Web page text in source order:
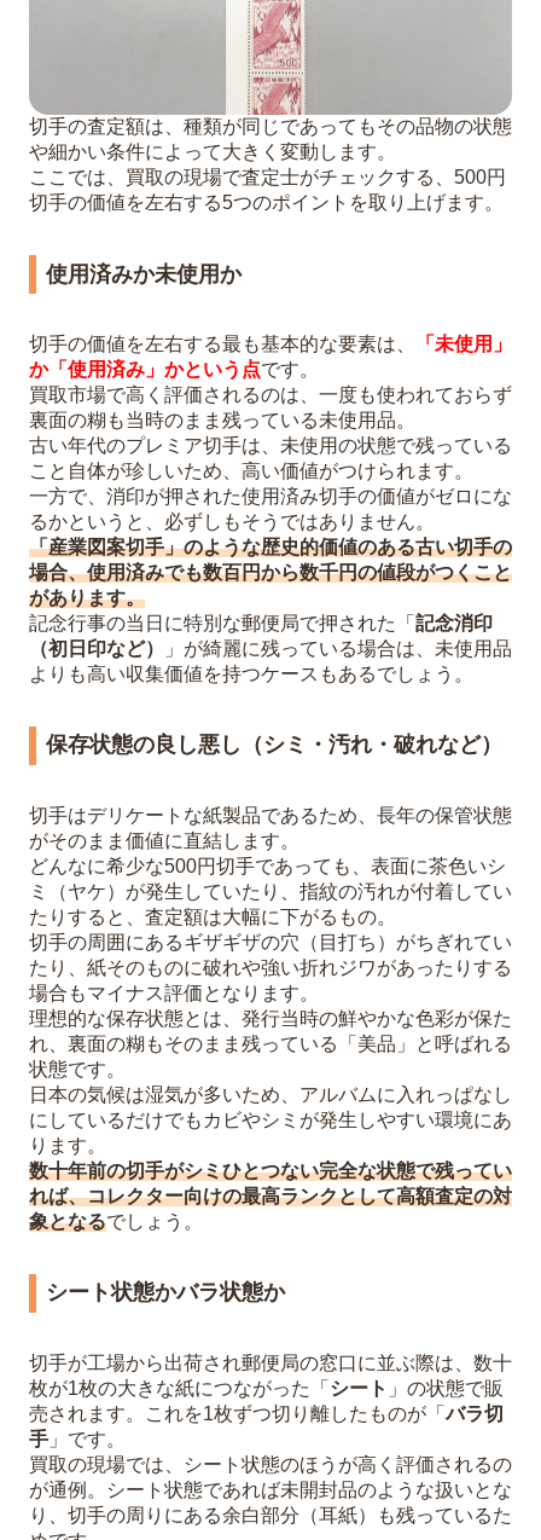
切手の査定額は、種類が同じであってもその品物の状態
や細かい条件によって大きく変動します。
ここでは、買取の現場で査定士がチェックする、500円
切手の価値を左右する5つのポイントを取り上げます。
使用済みか未使用か
切手の価値を左右する最も基本的な要素は、
「未使用」
か「使用済み」かという点です。
買取市場で高く評価されるのは、一度も使われておらず
裏面の糊も当時のまま残っている未使用品。
古い年代のプレミア切手は、未使用の状態で残っている
こと自体が珍しいため、高い価値がつけられます。
一方で、消印が押された使用済み切手の価値がゼロにな
るかというと、必ずしもそうではありません。
「産業図案切手」のような歴史的価値のある古い切手の
場合、使用済みでも数百円から数千円の値段がつくこと
があります。
記念行事の当日に特別な郵便局で押された「 記念消印
（初日印など）
」が綺麗に残っている場合は、未使用品
よりも高い収集価値を持つケースもあるでしょう。
保存状態の良し悪し（シミ・汚れ・破れなど）
切手はデリケートな紙製品であるため、長年の保管状態
がそのまま価値に直結します。
どんなに希少な500円切手であっても、表面に茶色いシ
ミ（ヤケ）が発生していたり、指紋の汚れが付着してい
たりすると、査定額は大幅に下がるもの。
切手の周囲にあるギザギザの穴（目打ち）がちぎれてい
たり、紙そのものに破れや強い折れジワがあったりする
場合もマイナス評価となります。
理想的な保存状態とは、発行当時の鮮やかな色彩が保た
れ、裏面の糊もそのまま残っている「美品」と呼ばれる
状態です。
日本の気候は湿気が多いため、アルバムに入れっぱなし
にしているだけでもカビやシミが発生しやすい環境にあ
ります。
数十年前の切手がシミひとつない完全な状態で残ってい
れば、コレクター向けの最高ランクとして高額査定の対
象となるでしょう。
シート状態かバラ状態か
切手が工場から出荷され郵便局の窓口に並ぶ際は、数十
枚が1枚の大きな紙につながった「 シート 」の状態で販
売されます。これを1枚ずつ切り離したものが「バラ切
手 」です。
買取の現場では、シート状態のほうが高く評価されるの
が通例。シート状態であれば未開封品のような扱いとな
り、切手の周りにある余白部分（耳紙）も残っているた